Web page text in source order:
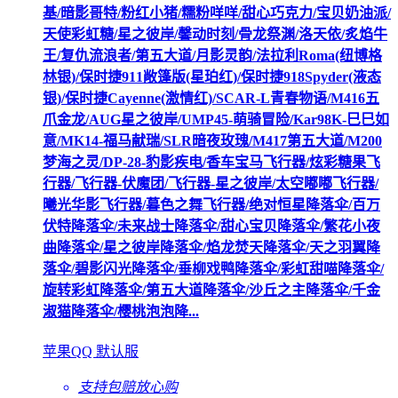
基/暗影哥特/粉红小猪/糯粉咩咩/甜心巧克力/宝贝奶油派/
天使彩虹糖/星之彼岸/馨动时刻/骨龙祭渊/洛天依/炙焰牛
王/复仇流浪者/第五大道/月影灵韵/法拉利Roma(纽博格
林银)/保时捷911敞篷版(星珀红)/保时捷918Spyder(液态
银)/保时捷Cayenne(激情红)/SCAR-L青春物语/M416五
爪金龙/AUG星之彼岸/UMP45-萌骑冒险/Kar98K-巳巳如
意/MK14-福马献瑞/SLR暗夜玫瑰/M417第五大道/M200
梦海之灵/DP-28-豹影疾电/香车宝马飞行器/炫彩糖果飞
行器/飞行器-伏魔团/飞行器-星之彼岸/太空嘟嘟飞行器/
曦光华影飞行器/暮色之舞飞行器/绝对恒星降落伞/百万
伏特降落伞/未来战士降落伞/甜心宝贝降落伞/繁花小夜
曲降落伞/星之彼岸降落伞/焰龙焚天降落伞/天之羽翼降
落伞/碧影闪光降落伞/垂柳戏鸭降落伞/彩虹甜喵降落伞/
旋转彩虹降落伞/第五大道降落伞/沙丘之主降落伞/千金
淑猫降落伞/樱桃泡泡降...
苹果QQ 默认服
支持包赔放心购